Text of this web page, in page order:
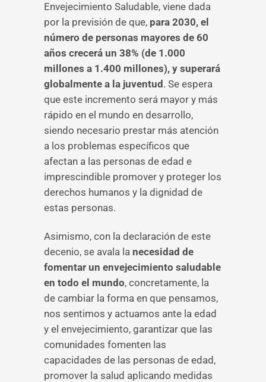
Envejecimiento Saludable, viene dada
por la previsión de que, para 2030, el
número de personas mayores de 60
años crecerá un 38% (de 1.000
millones a 1.400 millones), y superará
globalmente a la juventud . Se espera
que este incremento será mayor y más
rápido en el mundo en desarrollo,
siendo necesario prestar más atención
a los problemas específicos que
afectan a las personas de edad e
imprescindible promover y proteger los
derechos humanos y la dignidad de
estas personas.
Asimismo, con la declaración de este
decenio, se avala la necesidad de
fomentar un envejecimiento saludable
en todo el mundo, concretamente, la
de cambiar la forma en que pensamos,
nos sentimos y actuamos ante la edad
y el envejecimiento, garantizar que las
comunidades fomenten las
capacidades de las personas de edad,
promover la salud aplicando medidas